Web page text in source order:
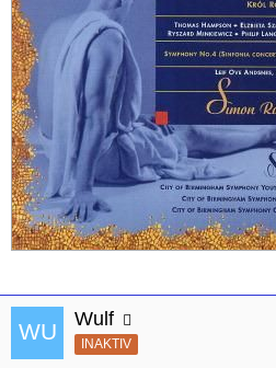
Wulf
INAKTIV